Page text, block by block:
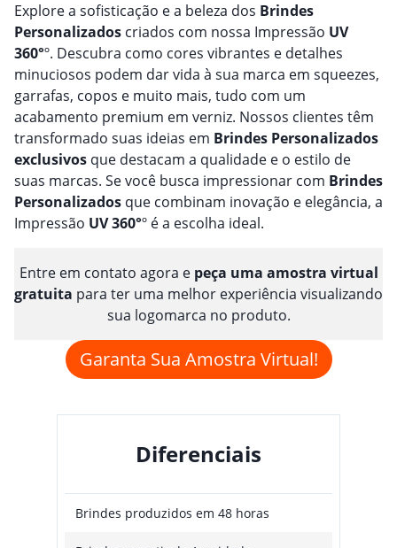
Explore a sofisticação e a beleza dos Brindes
Personalizados criados com nossa Impressão UV
360°º. Descubra como cores vibrantes e detalhes
minuciosos podem dar vida à sua marca em squeezes,
garrafas, copos e muito mais, tudo com um
acabamento premium em verniz. Nossos clientes têm
transformado suas ideias em Brindes Personalizados
exclusivos que destacam a qualidade e o estilo de
suas marcas. Se você busca impressionar com Brindes
Personalizados que combinam inovação e elegância, a
Impressão UV 360°º é a escolha ideal.
Entre em contato agora e peça uma amostra virtual
gratuita para ter uma melhor experiência visualizando
sua logomarca no produto.
Garanta Sua Amostra Virtual!
Diferenciais
Brindes produzidos em 48 horas